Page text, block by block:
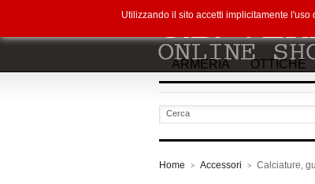
ARMERIA OTTICHE
Home > Accessori > Calciature,
Utilizzando il sito accetti implicitamente